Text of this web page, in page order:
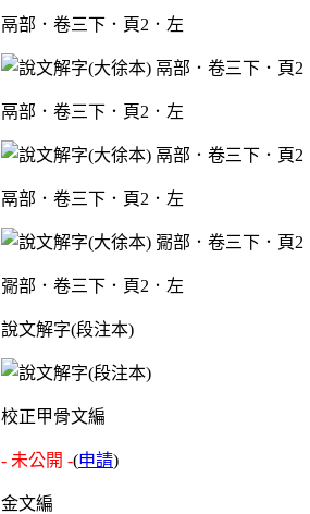
鬲部．卷三下．頁2．左
鬲部．卷三下．頁2．左
鬲部．卷三下．頁2．左
䰜部．卷三下．頁2．左
說文解字(段注本)
校正甲骨文編
- 未公開 -(申請)
金文編